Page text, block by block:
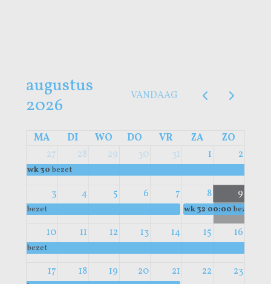
augustus
2026
VANDAAG
MA DI WO DO VR ZA
ZO
27
28 29 30 31 1 2
wk 30 bezet
3 4 5 6 7 8 9
bezet wk 32 00:00 bezet
10 11 12 13 14 15 16
bezet
17 18 19 20 21 22 23